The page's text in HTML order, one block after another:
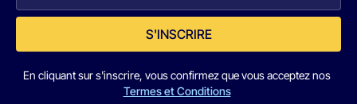
S'INSCRIRE
En cliquant sur s'inscrire, vous confirmez que vous acceptez nos
Termes et Conditions